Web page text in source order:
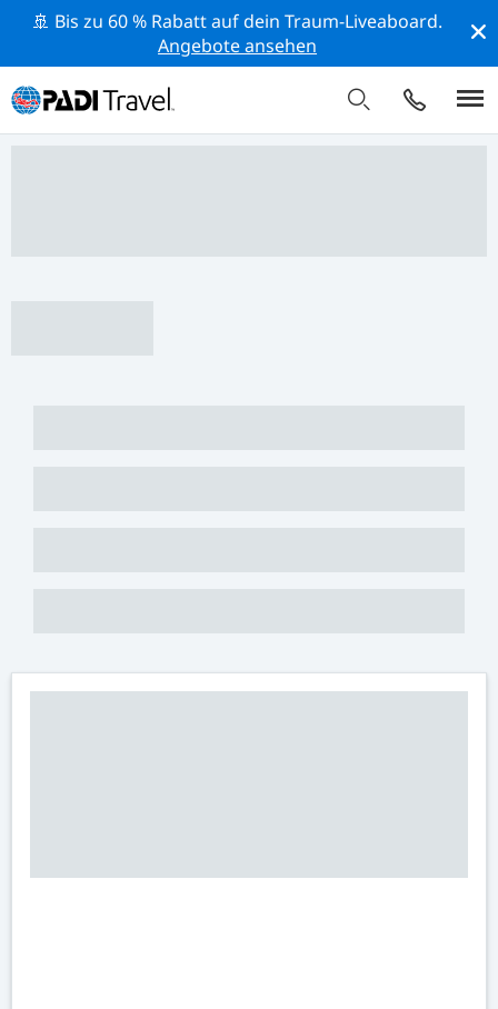
🚢 Bis zu 60 % Rabatt auf dein Traum-Liveaboard.
Angebote ansehen